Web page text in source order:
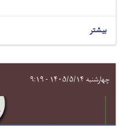
بیشتر
چهارشنبه ۱۴۰۵/۵/۱۴ - ۹:۱۹